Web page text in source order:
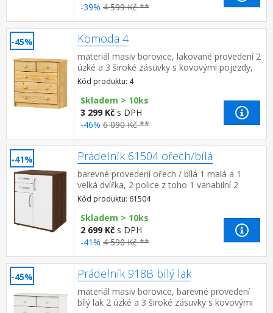
-39% 4 599 Kč **
-45% Komoda 4
materiál masiv borovice, lakované provedení 2
úzké a 3 široké zásuvky s kovovými pojezdy,
hloubka zásuvky 27,5 cm
Kód produktu: 4
Skladem > 10ks
3 299 Kč s DPH
-46% 6 090 Kč **
-41% Prádelník 61504 ořech/bílá
barevné provedení ořech / bílá 1 malá a 1
velká dvířka, 2 police z toho 1 variabilní 2
zásuvky, hloubka zásuvky 30 cm
Kód produktu: 61504
Skladem > 10ks
2 699 Kč s DPH
-41% 4 590 Kč **
-45% Prádelník 918B bílý lak
materiál masiv borovice, barevné provedení
bílý lak 2 úzké a 3 široké zásuvky s kovovými